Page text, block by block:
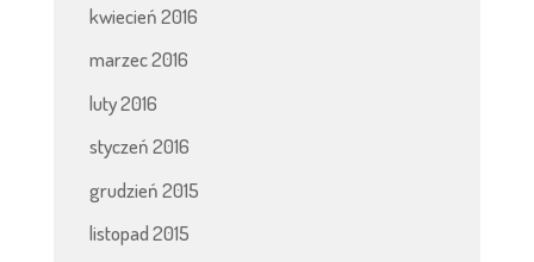
kwiecień 2016
marzec 2016
luty 2016
styczeń 2016
grudzień 2015
listopad 2015